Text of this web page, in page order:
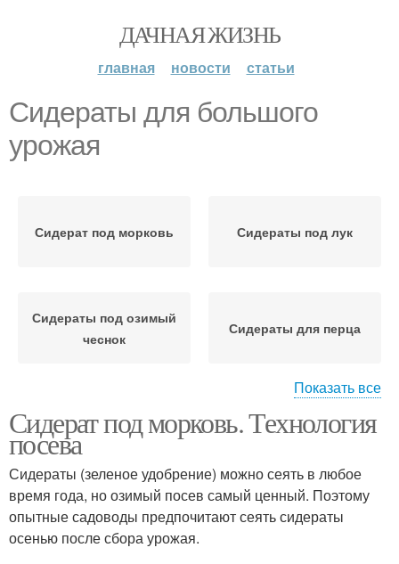
ДАЧНАЯ ЖИЗНЬ
главная новости статьи
Сидераты для большого
урожая
Сидерат под морковь Сидераты под лук
Сидераты под озимый
чеснок
Сидераты для перца
Весенние сидераты
Показать все
Сидерат под морковь. Технология
посева
Сидераты (зеленое удобрение) можно сеять в любое
время года, но озимый посев самый ценный. Поэтому
опытные садоводы предпочитают сеять сидераты
осенью после сбора урожая.